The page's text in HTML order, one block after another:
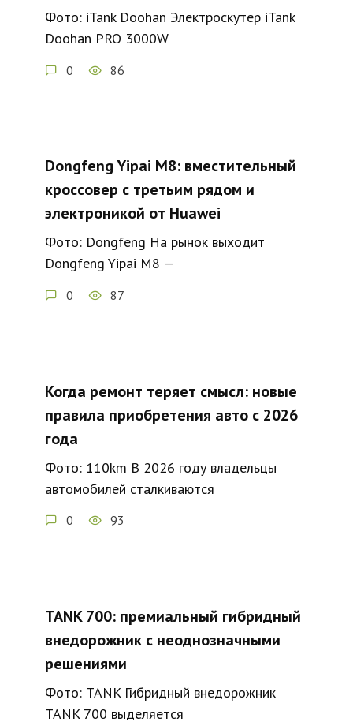
Фото: iTank Doohan Электроскутер iTank
Doohan PRO 3000W
0 86
Dongfeng Yipai M8: вместительный
кроссовер с третьим рядом и
электроникой от Huawei
Фото: Dongfeng На рынок выходит
Dongfeng Yipai M8 —
0 87
Когда ремонт теряет смысл: новые
правила приобретения авто с 2026
года
Фото: 110km В 2026 году владельцы
автомобилей сталкиваются
0 93
TANK 700: премиальный гибридный
внедорожник с неоднозначными
решениями
Фото: TANK Гибридный внедорожник
TANK 700 выделяется